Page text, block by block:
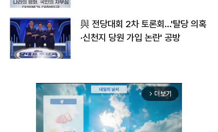
與 전당대회 2차 토론회…'탈당 의혹
·신천지 당원 가입 논란' 공방
arrow_forward_ios 더보기